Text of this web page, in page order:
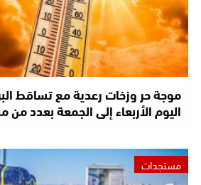
موجة حر وزخات رعدية مع تساقط
اليوم الأربعاء إلى الجمعة بعدد
مستجدات